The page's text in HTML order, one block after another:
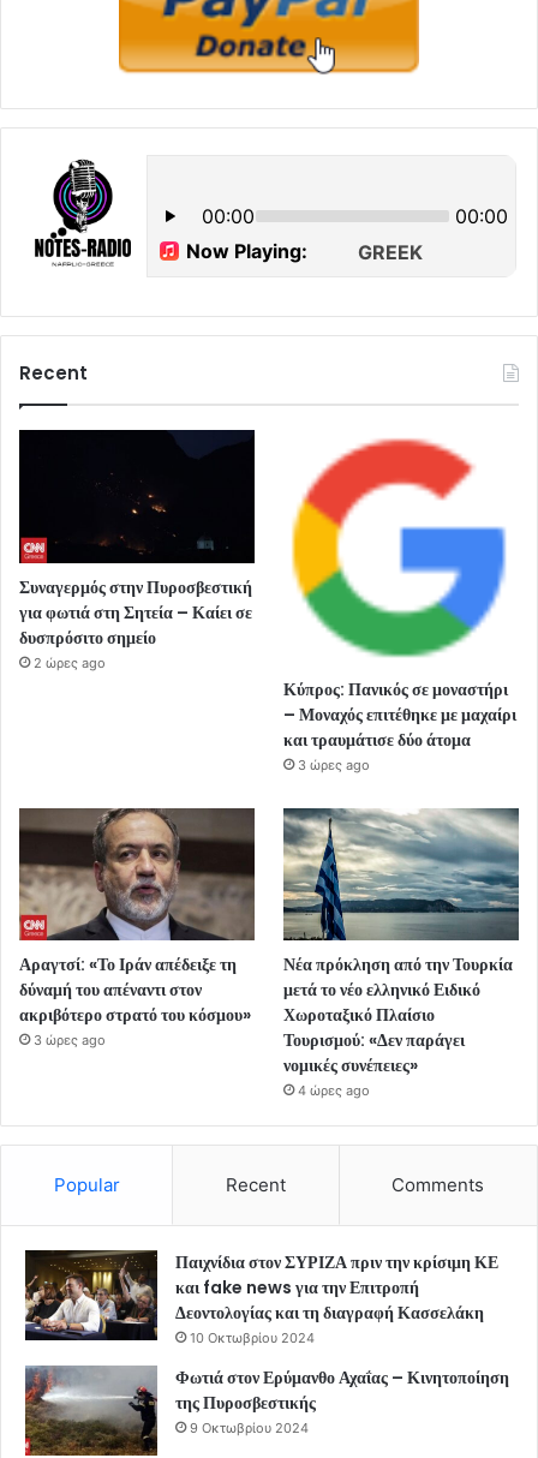
Recent
Συναγερμός στην Πυροσβεστική
για φωτιά στη Σητεία – Καίει σε
δυσπρόσιτο σημείο
2 ώρες ago
Κύπρος: Πανικός σε μοναστήρι
– Μοναχός επιτέθηκε με μαχαίρι
και τραυμάτισε δύο άτομα
3 ώρες ago
Αραγτσί: «Το Ιράν απέδειξε τη
δύναμή του απέναντι στον
ακριβότερο στρατό του κόσμου»
3 ώρες ago
Νέα πρόκληση από την Τουρκία
μετά το νέο ελληνικό Ειδικό
Χωροταξικό Πλαίσιο
Τουρισμού: «Δεν παράγει
νομικές συνέπειες»
4 ώρες ago
Popular Recent Comments
Παιχνίδια στον ΣΥΡΙΖΑ πριν την κρίσιμη ΚΕ
και fake news για την Επιτροπή
Δεοντολογίας και τη διαγραφή Κασσελάκη
10 Οκτωβρίου 2024
Φωτιά στον Ερύμανθο Αχαΐας – Κινητοποίηση
της Πυροσβεστικής
9 Οκτωβρίου 2024